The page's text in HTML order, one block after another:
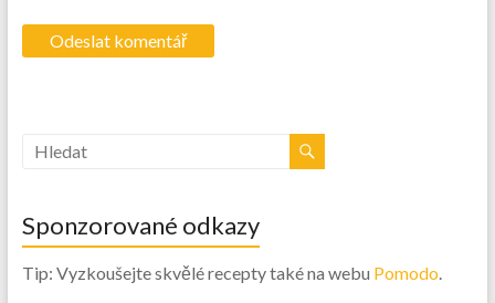
Sponzorované odkazy
Tip: Vyzkoušejte skvělé recepty také na webu Pomodo.